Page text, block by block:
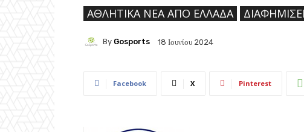
ΑΘΛΗΤΙΚΆ ΝΈΑ ΑΠΟ ΕΛΛΆΔΑ
By Gosports 18 Ιουνίου 2024
Facebook X Pinterest